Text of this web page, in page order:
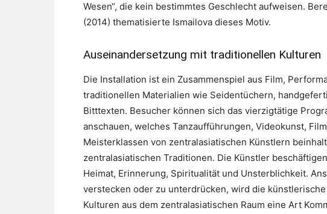
Wesen“, die kein bestimmtes Geschlecht aufweisen.
(2014) thematisierte Ismailova dieses Motiv.
Auseinandersetzung mit traditionellen Kulturen
Die Installation ist ein Zusammenspiel aus Film,
traditionellen Materialien wie Seidentüchern,
Bitttexten. Besucher können sich das vierzigtätige
anschauen, welches Tanzaufführungen, Videokunst,
Meisterklassen von zentralasiatischen Künstlern
zentralasiatischen Traditionen. Die Künstler
Heimat, Erinnerung, Spiritualität und Unsterblichkeit.
verstecken oder zu unterdrücken, wird die
Kulturen aus dem zentralasiatischen Raum eine Art